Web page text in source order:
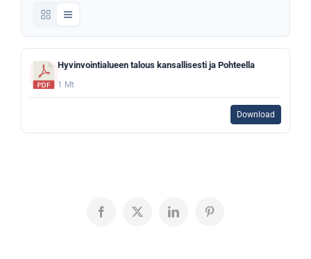
Hyvinvointialueen talous kansallisesti ja Pohteella
1 Mt
Download
Facebook
X LinkedInPinterest